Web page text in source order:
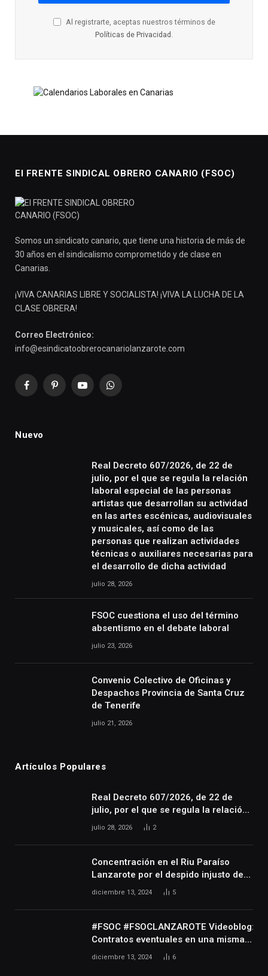
Al registrarte, aceptas nuestros términos de
Políticas de Privacidad
El FRENTE SINDICAL OBRERO CANARIO (FSOC)
Somos un sindicato canario, que tiene una historia de más de
30 años en el sindicalismo comprometido y de clase en
Canarias.
¡VIVA CANARIAS LIBRE Y SOCIALISTA! ¡VIVA LA LUCHA DE LA
CLASE OBRERA!
Correo Electrónico:
info@esindicatoobrerocanariolanzarote.com
FacebookPinterestYouTubeWhatsApp
Nuevo
Real Decreto 607/2026, de 22 de
julio, por el que se regula la relación
laboral especial de las personas
artistas que desarrollan su actividad
en las artes escénicas, audiovisuales
y musicales, así como de las
personas que realizan actividades
técnicas o auxiliares necesarias para
el desarrollo de dicha actividad
julio 28, 2026
FSOC cuestiona el uso del término
absentismo en el debate laboral
julio 23, 2026
Convenio Colectivo de Oficinas y
Despachos Provincia de Santa Cruz
de Tenerife
julio 21, 2026
Artículos Populares
Real Decreto 607/2026, de 22 de
julio, por el que se regula la relación
laboral especial de las personas
en las artes escénicas, audiovisuales
y musicales, así como de las
personas que realizan actividades
el desarrollo de dicha actividad
julio 28, 2026 2
Concentración en el Riu Paraíso
Lanzarote por el despido injusto de
la trabajadora Katerine
diciembre 13, 2024 5
#FSOC #FSOCLANZAROTE Videoblog:
Contratos eventuales en una misma
empresa durante varios años
diciembre 13, 2024 6